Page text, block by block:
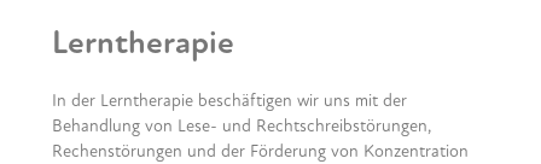
Lerntherapie
In der Lerntherapie beschäftigen wir uns mit der
Behandlung von Lese- und Rechtschreibstörungen,
Rechenstörungen und der Förderung von Konzentration